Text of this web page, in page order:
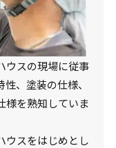
ウスの現場に従事
、塗装の仕様、
様を熟知していま
ウスをはじめとし